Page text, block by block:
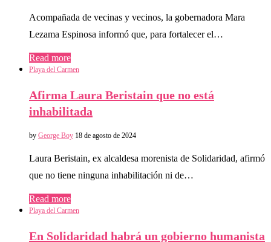
Acompañada de vecinas y vecinos, la gobernadora Mara
Lezama Espinosa informó que, para fortalecer el…
Read more
Playa del Carmen
Afirma Laura Beristain que no está
inhabilitada
by George Boy 18 de agosto de 2024
Laura Beristain, ex alcaldesa morenista de Solidaridad, afirmó
que no tiene ninguna inhabilitación ni de…
Read more
Playa del Carmen
En Solidaridad habrá un gobierno humanista